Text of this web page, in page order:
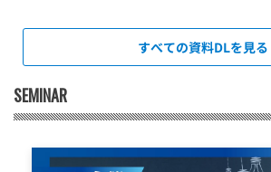
すべての資料DLを見る
SEMINAR